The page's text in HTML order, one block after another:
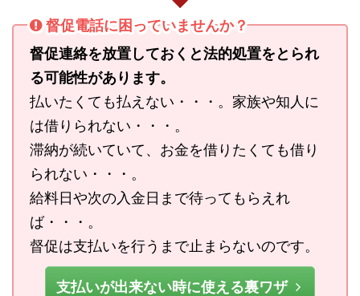
督促電話に困っていませんか？
督促連絡を放置しておくと法的処置をとられ
る可能性があります。
払いたくても払えない・・・。家族や知人に
は借りられない・・・。
滞納が続いていて、お金を借りたくても借り
られない・・・。
給料日や次の入金日まで待ってもらえれ
ば・・・。
督促は支払いを行うまで止まらないのです。
支払いが出来ない時に使える裏ワザ